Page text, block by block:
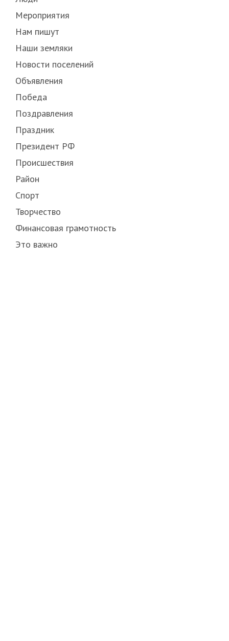
Мероприятия
Нам пишут
Наши земляки
Новости поселений
Объявления
Победа
Поздравления
Праздник
Президент РФ
Происшествия
Район
Спорт
Творчество
Финансовая грамотность
Это важно